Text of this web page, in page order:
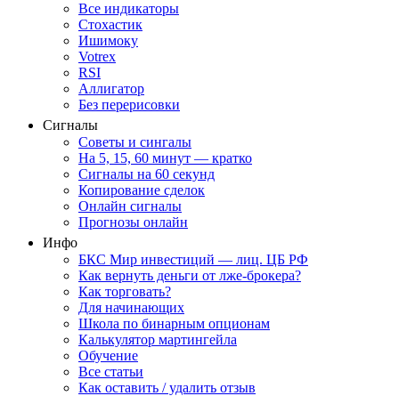
Все индикаторы
Стохастик
Ишимоку
Votrex
RSI
Аллигатор
Без перерисовки
Сигналы
Советы и сингалы
На 5, 15, 60 минут — кратко
Сигналы на 60 секунд
Копирование сделок
Онлайн сигналы
Прогнозы онлайн
Инфо
БКС Мир инвестиций — лиц. ЦБ РФ
Как вернуть деньги от лже-брокера?
Как торговать?
Для начинающих
Школа по бинарным опционам
Калькулятор мартингейла
Обучение
Все статьи
Как оставить / удалить отзыв